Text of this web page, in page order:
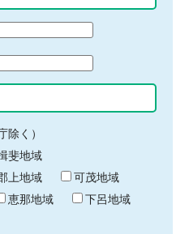
除く）
斐地域
上地域
可茂地域
恵那地域
下呂地域